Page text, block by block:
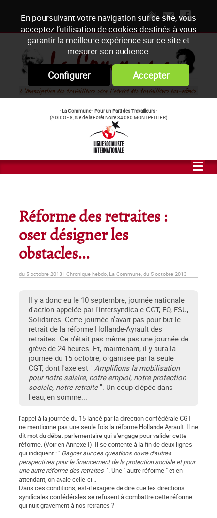
En poursuivant votre navigation sur ce site, vous
acceptez l’utilisation de cookies destinés à vous
garantir la meilleure expérience sur ce site et
mesurer son audience.
Configurer Accepter
- La Commune - Pour un Parti des Travailleurs-
(ADIDO - 8, rue de la Forêt Noire 34 080 MONTPELLIER)
Réforme des retraites :
oser désigner les
obstacles...
du 5 octobre 2013 | Chronique hebdo, La Commune, du 5 octobre 2013
Il y a donc eu le 10 septembre, journée nationale
d'action appelée par l'intersyndicale CGT, FO, FSU,
Solidaires. Cette journée n'avait pas pour but le
retrait de la réforme Hollande-Ayrault des
retraites. Ce n'était pas même pas une journée de
grève de 24 heures. Et, maintenant, il y aura la
journée du 15 octobre, organisée par la seule
CGT, dont l'axe est " Amplifions la mobilisation
pour notre salaire, notre emploi, notre protection
sociale, notre retraite". Un coup d'épée dans
l'eau, en somme...
l'appel à la journée du 15 lancé par la direction confédérale CGT
ne mentionne pas une seule fois la réforme Hollande Ayrault. Il ne
dit mot du débat parlementaire qui s'engage pour valider cette
réforme. (Voir en Annexe I). Il se contente à la fin de deux lignes
qui indiquent : " Gagner sur ces questions ouvre d'autres
perspectives pour le financement de la protection sociale et pour
une autre réforme des retraites ". Une " autre réforme " et en
attendant, on avale celle-ci...
Dans ces conditions, est-il exagéré de dire que les directions
syndicales confédérales se refusent à combattre cette réforme
qui nuit gravement à nos retraites ?